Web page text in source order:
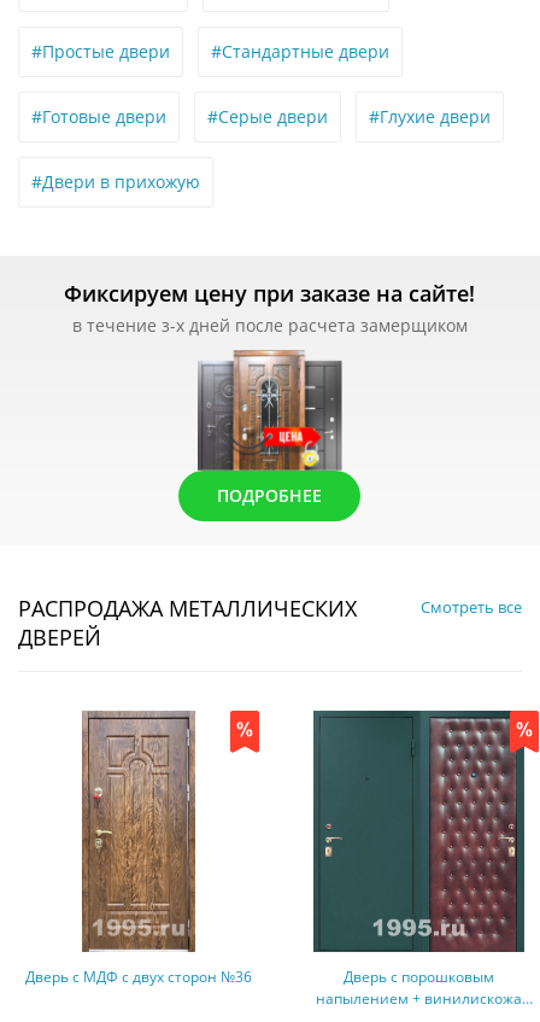
#Простые двери #Стандартные двери
#Готовые двери #Серые двери #Глухие двери
#Двери в прихожую
Фиксируем цену при заказе на сайте!
в течение з-х дней после расчета замерщиком
ПОДРОБНЕЕ
РАСПРОДАЖА МЕТАЛЛИЧЕСКИХ
ДВЕРЕЙ
Смотреть все
Дверь с МДФ с двух сторон №36
Дверь с порошковым
напылением + винилискожа